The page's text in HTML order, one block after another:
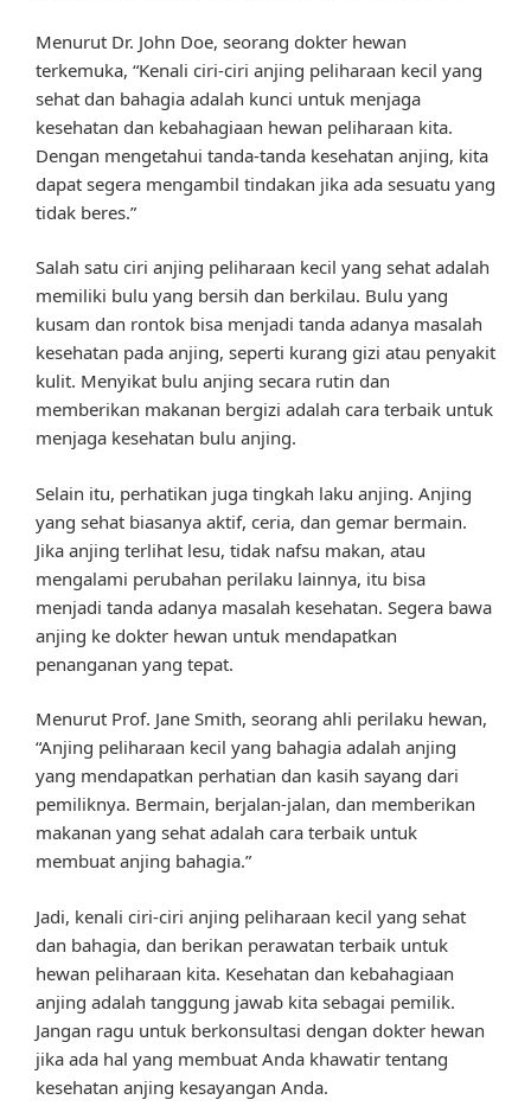
Menurut Dr. John Doe, seorang dokter hewan
terkemuka, “Kenali ciri-ciri anjing peliharaan kecil yang
sehat dan bahagia adalah kunci untuk menjaga
kesehatan dan kebahagiaan hewan peliharaan kita.
Dengan mengetahui tanda-tanda kesehatan anjing, kita
dapat segera mengambil tindakan jika ada sesuatu yang
tidak beres.”
Salah satu ciri anjing peliharaan kecil yang sehat adalah
memiliki bulu yang bersih dan berkilau. Bulu yang
kusam dan rontok bisa menjadi tanda adanya masalah
kesehatan pada anjing, seperti kurang gizi atau penyakit
kulit. Menyikat bulu anjing secara rutin dan
memberikan makanan bergizi adalah cara terbaik untuk
menjaga kesehatan bulu anjing.
Selain itu, perhatikan juga tingkah laku anjing. Anjing
yang sehat biasanya aktif, ceria, dan gemar bermain.
Jika anjing terlihat lesu, tidak nafsu makan, atau
mengalami perubahan perilaku lainnya, itu bisa
menjadi tanda adanya masalah kesehatan. Segera bawa
anjing ke dokter hewan untuk mendapatkan
penanganan yang tepat.
Menurut Prof. Jane Smith, seorang ahli perilaku hewan,
“Anjing peliharaan kecil yang bahagia adalah anjing
yang mendapatkan perhatian dan kasih sayang dari
pemiliknya. Bermain, berjalan-jalan, dan memberikan
makanan yang sehat adalah cara terbaik untuk
membuat anjing bahagia.”
Jadi, kenali ciri-ciri anjing peliharaan kecil yang sehat
dan bahagia, dan berikan perawatan terbaik untuk
hewan peliharaan kita. Kesehatan dan kebahagiaan
anjing adalah tanggung jawab kita sebagai pemilik.
Jangan ragu untuk berkonsultasi dengan dokter hewan
jika ada hal yang membuat Anda khawatir tentang
kesehatan anjing kesayangan Anda.